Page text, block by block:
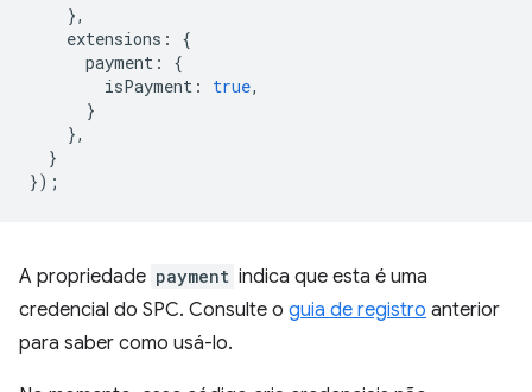
},
extensions :
{
payment :
{
isPayment : true,
}
},
}
});
A propriedade payment indica que esta é uma
credencial do SPC. Consulte o guia de registro anterior
para saber como usá-lo.